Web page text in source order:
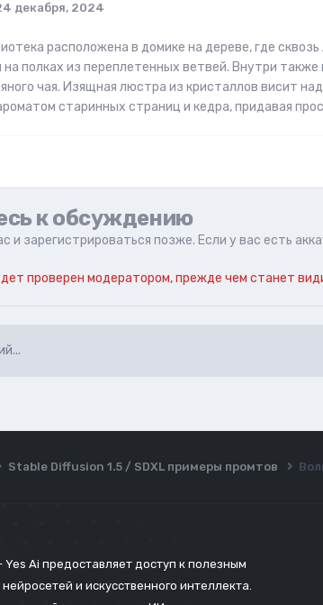
декабря, 2024
расположена в домике на дереве, где
полках из переплетенных ветвей. Внутри также
чая. Изящная люстра из кристаллов висит
старинных страниц и кедра, придавая
к обсуждению
и зарегистрироваться позже. Если у вас есть
проверен модератором, прежде чем станет
Stable Diffusion 1.5 / SDXL примеры промтов
Ai предоставляет доступ к полезным
и искусственного интеллекта.